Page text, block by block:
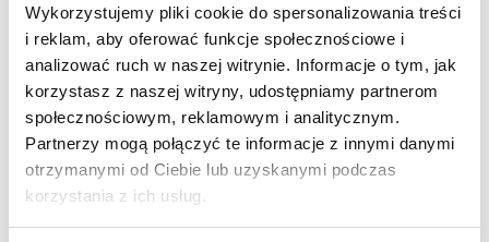
Wykorzystujemy pliki cookie do spersonalizowania treści
i reklam, aby oferować funkcje społecznościowe i
analizować ruch w naszej witrynie. Informacje o tym, jak
korzystasz z naszej witryny, udostępniamy partnerom
społecznościowym, reklamowym i analitycznym.
Partnerzy mogą połączyć te informacje z innymi danymi
otrzymanymi od Ciebie lub uzyskanymi podczas
korzystania z ich usług.
Systems (Systemy i procedury)
Skills (Umiejętności pracowników)
Jak określić przyczyny?
Burza mózgów – wspólne zebranie
wszystkich możliwych przyczyn problemu.
Analiza dostępnych danych – sprawdzenie
raportów, statystyk i wcześniejszych
przypadków.